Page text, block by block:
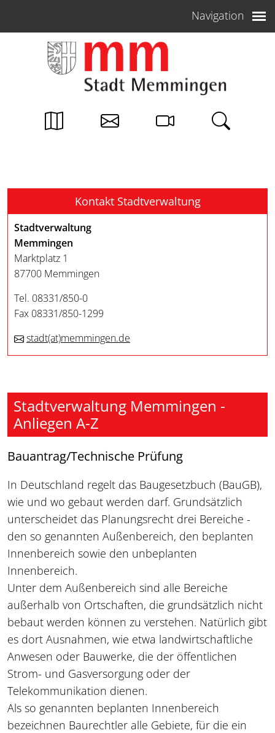
Navigation
Kontakt Stadtverwaltung
Stadtverwaltung
Memmingen
Marktplatz 1
87700 Memmingen
Tel. 08331/850-0
Fax 08331/850-1299
stadt(at)memmingen.de
Stadtverwaltung Memmingen -
Anliegen A-Z
Bauantrag/Technische Prüfung
In Deutschland regelt das Baugesetzbuch (BauGB),
wie und wo gebaut werden darf. Grundsätzlich
unterscheidet das Planungsrecht drei Bereiche -
den so genannten Außenbereich, den beplanten
Innenbereich sowie den unbeplanten
Innenbereich.
Unter dem Außenbereich sind alle Bereiche
außerhalb von Ortschaften, die grundsätzlich nicht
bebaut werden können zu verstehen. Natürlich gibt
es dort Ausnahmen, wie etwa landwirtschaftliche
Anwesen oder Bauwerke, die der öffentlichen
Strom- und Gasversorgung oder der
Telekommunikation dienen.
Als so genannten beplanten Innenbereich
bezeichnen Baurechtler alle Gebiete, für die ein